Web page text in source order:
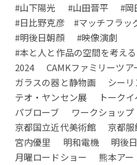
#山下陽光
#山田晋平 #岡
#日比野克彦 #マッチフラッ
#明後日朝顔
#映像演劇
#本と人と作品の空間を考える
2024
CAMKファミリーツア
ガラスの器と静物画
シー
テオ・ヤンセン展
トーク
パブローブ
ワークショップ
京都国立近代美術館
京都
宮内優里
明和電機
明後
月曜ロードショー
熊本アー